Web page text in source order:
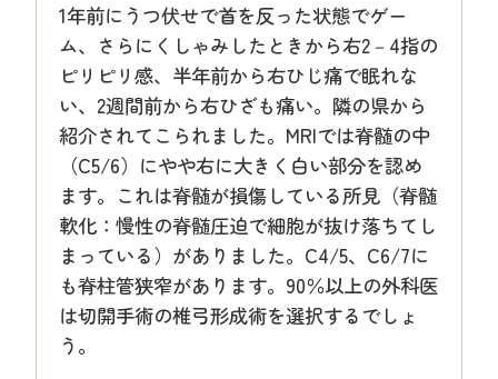
1年前にうつ伏せで首を反った状態でゲー
ム、さらにくしゃみしたときから右2－4指の
ピリピリ感、半年前から右ひじ痛で眠れな
い、2週間前から右ひざも痛い。隣の県から
紹介されてこられました。MRIでは脊髄の中
（C5/6）にやや右に大きく白い部分を認め
ます。これは脊髄が損傷している所見（脊髄
軟化：慢性の脊髄圧迫で細胞が抜け落ちてし
まっている）がありました。C4/5、C6/7に
も脊柱管狭窄があります。90％以上の外科医
は切開手術の椎弓形成術を選択するでしょ
う。